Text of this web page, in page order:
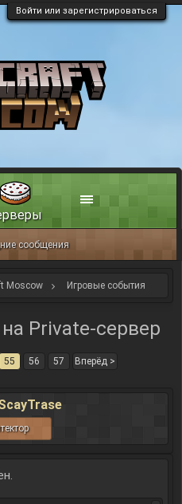
Войти или зарегистрироваться
Moscow Игровые события
Private-сервер
55 56 57 Вперёд >
сообщения